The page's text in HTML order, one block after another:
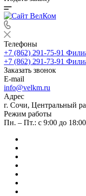
Телефоны
+7 (862) 291-75-91
+7 (862) 291-73-91
Заказать звонок
E-mail
info@velkm.ru
Адрес
г. Сочи, Центральный
Режим работы
Пн. – Пт.: с 9:00 до 18:00